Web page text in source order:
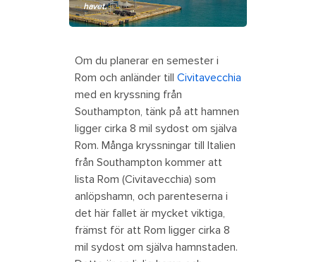
havet.
Om du planerar en semester i
Rom och anländer till Civitavecchia
med en kryssning från
Southampton, tänk på att hamnen
ligger cirka 8 mil sydost om själva
Rom. Många kryssningar till Italien
från Southampton kommer att
lista Rom (Civitavecchia) som
anlöpshamn, och parenteserna i
det här fallet är mycket viktiga,
främst för att Rom ligger cirka 8
mil sydost om själva hamnstaden.